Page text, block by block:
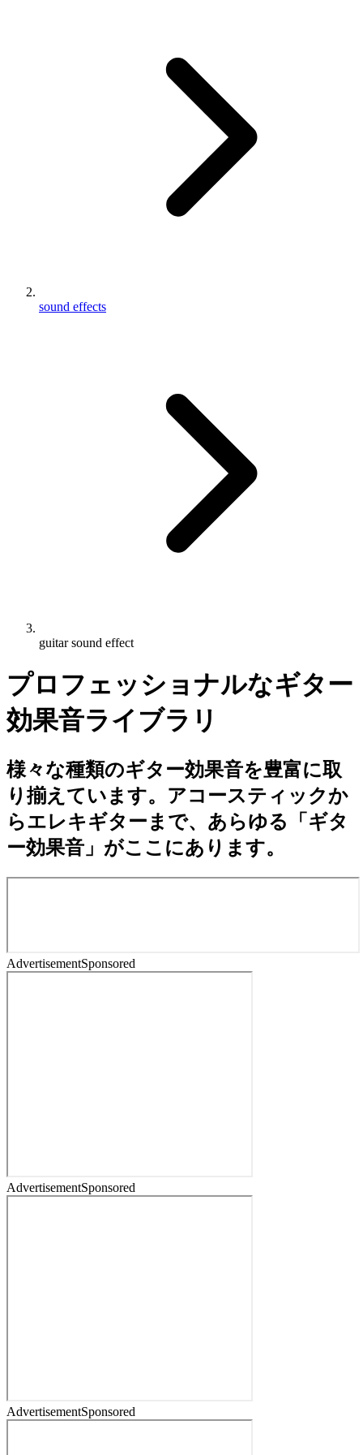
sound effects
guitar sound effect
プロフェッショナルなギター
効果音ライブラリ
様々な種類のギター効果音を豊富に取
り揃えています。アコースティックか
らエレキギターまで、あらゆる「ギタ
ー効果音」がここにあります。
AdvertisementSponsored
AdvertisementSponsored
AdvertisementSponsored